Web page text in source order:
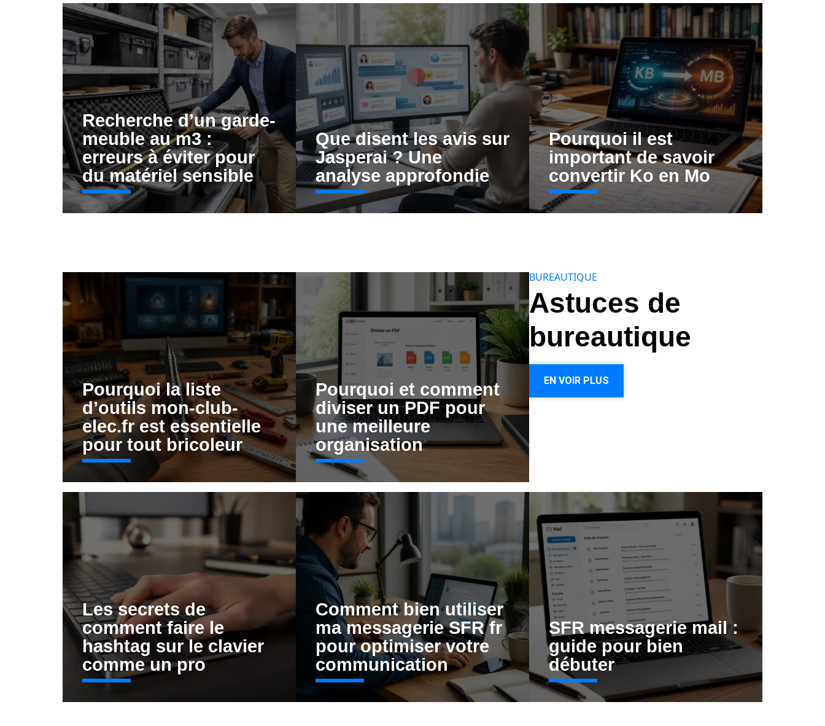
Recherche d’un garde-
meuble au m3 :
erreurs à éviter pour
du matériel sensible
Que disent les avis sur
Jasperai ? Une
analyse approfondie
Pourquoi il est
important de savoir
convertir Ko en Mo
Pourquoi la liste
d’outils mon-club-
elec.fr est essentielle
pour tout bricoleur
Pourquoi et comment
diviser un PDF pour
une meilleure
organisation
BUREAUTIQUE
Astuces de
bureautique
EN VOIR PLUS
Les secrets de
comment faire le
hashtag sur le clavier
comme un pro
Comment bien utiliser
ma messagerie SFR fr
pour optimiser votre
communication
SFR messagerie mail :
guide pour bien
débuter